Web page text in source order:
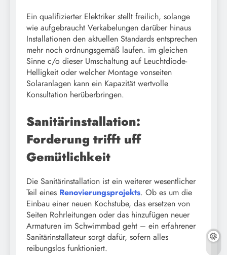
Ein qualifizierter Elektriker stellt freilich, solange
wie aufgebraucht Verkabelungen darüber hinaus
Installationen den aktuellen Standards entsprechen
mehr noch ordnungsgemäß laufen. im gleichen
Sinne c/o dieser Umschaltung auf Leuchtdiode-
Helligkeit oder welcher Montage vonseiten
Solaranlagen kann ein Kapazität wertvolle
Konsultation herüberbringen.
Sanitärinstallation:
Forderung trifft uff
Gemütlichkeit
Die Sanitärinstallation ist ein weiterer wesentlicher
Teil eines Renovierungsprojekts. Ob es um die
Einbau einer neuen Kochstube, das ersetzen von
Seiten Rohrleitungen oder das hinzufügen neuer
Armaturen im Schwimmbad geht – ein erfahrener
Sanitärinstallateur sorgt dafür, sofern alles
reibungslos funktioniert.